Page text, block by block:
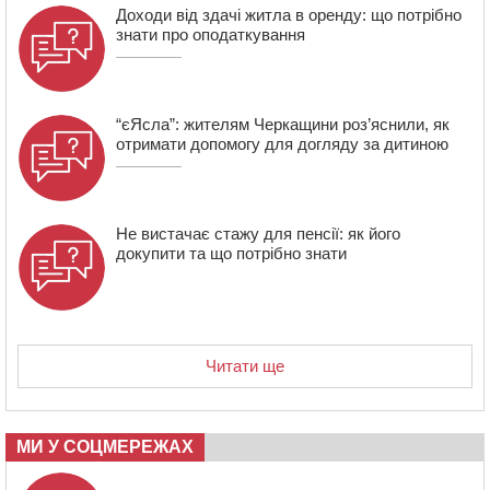
10:56 Захисника зі Звенигородщини, який обороняв
Авдіївку, нагородили “Комбатантським хрестом”
Доходи від здачі житла в оренду: що потрібно
знати про оподаткування
“єЯсла”: жителям Черкащини роз’яснили, як
отримати допомогу для догляду за дитиною
Не вистачає стажу для пенсії: як його
докупити та що потрібно знати
Читати ще
МИ У СОЦМЕРЕЖАХ